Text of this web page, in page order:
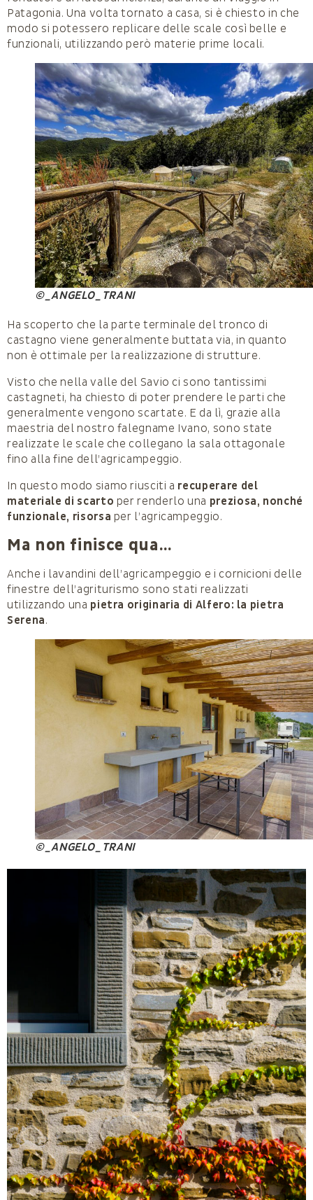
Patagonia. Una volta tornato a casa, si è chiesto in che
modo si potessero replicare delle scale così belle e
funzionali, utilizzando però materie prime locali.
©_ANGELO_TRANI
Ha scoperto che la parte terminale del tronco di
castagno viene generalmente buttata via, in quanto
non è ottimale per la realizzazione di strutture.
Visto che nella valle del Savio ci sono tantissimi
castagneti, ha chiesto di poter prendere le parti che
generalmente vengono scartate. E da lì, grazie alla
maestria del nostro falegname Ivano, sono state
realizzate le scale che collegano la sala ottagonale
fino alla fine dell’agricampeggio.
In questo modo siamo riusciti a recuperare del
materiale di scarto per renderlo una preziosa, nonché
funzionale, risorsa per l’agricampeggio.
Ma non finisce qua…
Anche i lavandini dell’agricampeggio e i cornicioni delle
finestre dell’agriturismo sono stati realizzati
utilizzando una pietra originaria di Alfero: la pietra
Serena.
©_ANGELO_TRANI